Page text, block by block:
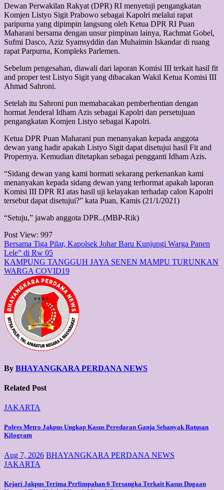
Dewan Perwakilan Rakyat (DPR) RI menyetuji pengangkatan
Komjen Listyo Sigit Prabowo sebagai Kapolri melalui rapat
paripurna yang dipimpin langsung oleh Ketua DPR RI Puan
Maharani bersama dengan unsur pimpinan lainya, Rachmat Gobel,
Sufmi Dasco, Aziz Syamsyddin dan Muhaimin Iskandar di ruang
rapat Parpurna, Kompleks Parlemen.
Sebelum pengesahan, diawali dari laporan Komisi III terkait hasil fit
and proper test Listyo Sigit yang dibacakan Wakil Ketua Komisi III
Ahmad Sahroni.
Setelah itu Sahroni pun memabacakan pemberhentian dengan
hormat Jenderal Idham Azis sebagai Kapolri dan persetujuan
pengangkatan Komjen Listyo sebagai Kapolri.
Ketua DPR Puan Maharani pun menanyakan kepada anggota
dewan yang hadir apakah Listyo Sigit dapat disetujui hasil Fit and
Propernya. Kemudian ditetapkan sebagai pengganti Idham Azis.
“Sidang dewan yang kami hormati sekarang perkenankan kami
menanyakan kepada sidang dewan yang terhormat apakah laporan
Komisi III DPR RI atas hasil uji kelayakan terhadap calon Kapolri
tersebut dapat disetujui?” kata Puan, Kamis (21/1/2021)
“Setuju,” jawab anggota DPR..(MBP-Rik)
Post View: 997
Post
navigation
Bersama Tiga Pilar, Kapolsek Johar Baru Kunjungi Warga Panen
Lele” di Rw 05
KAMPUNG TANGGUH JAYA SENEN MAMPU TURUNKAN
WARGA COVID19
By BHAYANGKARA PERDANA NEWS
Related Post
JAKARTA
Polres Metro Jakpus Ungkap Kasus Peredaran Ganja Sebanyak Ratusan
Kilogram
Aug 7, 2026 BHAYANGKARA PERDANA NEWS
JAKARTA
Kejari Jakpus Terima Perlimpahan 6 Tersangka Terkait Kasus Dugaan